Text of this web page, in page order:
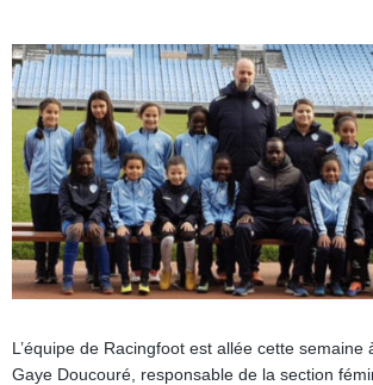
L’équipe de Racingfoot est allée cette semaine
Gaye Doucouré, responsable de la section